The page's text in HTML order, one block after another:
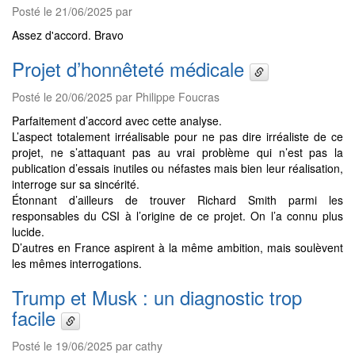
Posté le 21/06/2025 par
Assez d'accord. Bravo
Projet d’honnêteté médicale
Posté le 20/06/2025 par Philippe Foucras
Parfaitement d’accord avec cette analyse.
L’aspect totalement irréalisable pour ne pas dire irréaliste de ce
projet, ne s’attaquant pas au vrai problème qui n’est pas la
publication d’essais inutiles ou néfastes mais bien leur réalisation,
interroge sur sa sincérité.
Étonnant d’ailleurs de trouver Richard Smith parmi les
responsables du CSI à l’origine de ce projet. On l’a connu plus
lucide.
D’autres en France aspirent à la même ambition, mais soulèvent
les mêmes interrogations.
Trump et Musk : un diagnostic trop
facile
Posté le 19/06/2025 par cathy